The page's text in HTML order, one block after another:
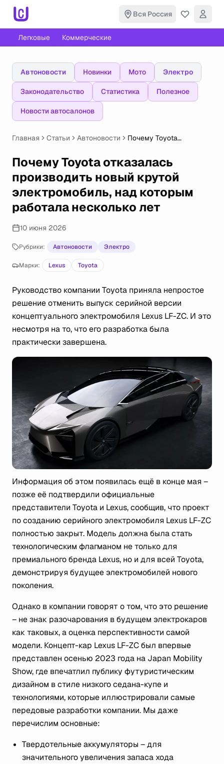
Вся Россия
Легковые Коммерческие
Автоновости Новинки Мото Электро
Законодательство Статистика Полезное
Новости автосалонов
Главная Статьи Автоновости
Почему Toyota
новый крутой
электромобиль, над
которым работала
несколько лет
Почему Toyota отказалась
производить новый крутой
электромобиль, над которым
работала несколько лет
10 июня 2026
Рубрики: Автоновости Электро
Марки: Lexus Toyota
Руководство компании Toyota приняла непростое
решение отменить выпуск серийной версии
концептуального электромобиля Lexus LF-ZC. И это
несмотря на то, что его разработка была
практически завершена.
Информация об этом появилась ещё в конце мая –
позже её подтвердили официальные
представители Toyota и Lexus, сообщив, что проект
по созданию серийного электромобиля Lexus LF-ZC
полностью закрыт. Модель должна была стать
технологическим флагманом не только для
премиального бренда Lexus, но и для всей Toyota,
демонстрируя будущее электромобилей нового
поколения.
Однако в компании говорят о том, что это решение
– не знак разочарования в будущем электрокаров
как таковых, а оценка перспективности самой
модели. Концепт-кар Lexus LF-ZC был впервые
представлен осенью 2023 года на Japan Mobility
Show, где впечатлил публику футуристическим
дизайном в стиле низкого седана-купе и
технологиями, которые иллюстрировали самые
передовые разработки компании. Мы даже
перечислим основные:
Твердотельные аккумуляторы – для
значительного увеличения запаса хода